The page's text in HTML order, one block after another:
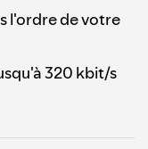
l'ordre de votre
320 kbit/s